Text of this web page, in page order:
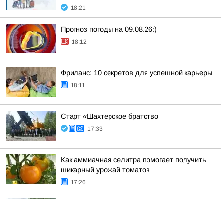
18:21
Прогноз погоды на 09.08.26:)
18:12
Фриланс: 10 секретов для успешной карьеры
18:11
Старт «Шахтерское братство
17:33
Как аммиачная селитра помогает получить
шикарный урожай томатов
17:26